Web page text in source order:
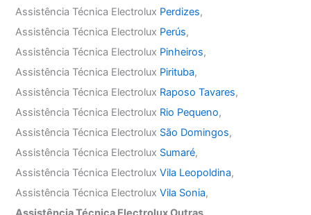
Assistência Técnica Electrolux Perdizes,
Assistência Técnica Electrolux Perús,
Assistência Técnica Electrolux Pinheiros,
Assistência Técnica Electrolux Pirituba,
Assistência Técnica Electrolux Raposo Tavares,
Assistência Técnica Electrolux Rio Pequeno,
Assistência Técnica Electrolux São Domingos,
Assistência Técnica Electrolux Sumaré,
Assistência Técnica ElectroluxVila Leopoldina,
Assistência Técnica ElectroluxVila Sonia,